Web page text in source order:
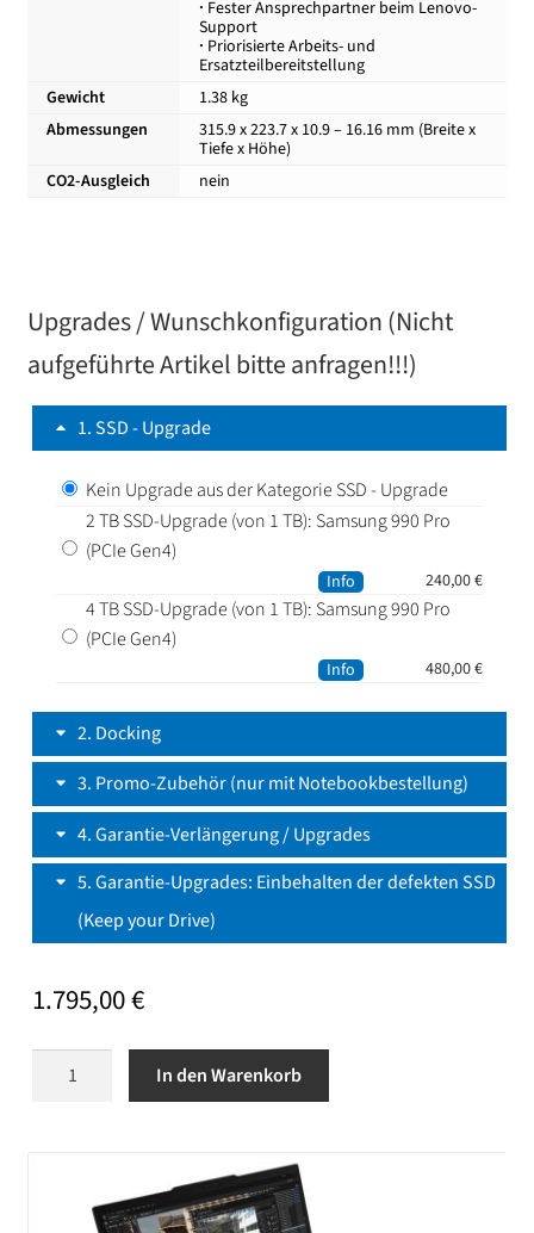
· Fester Ansprechpartner beim Lenovo-
Support
· Priorisierte Arbeits- und
Ersatzteilbereitstellung
Gewicht
1.38 kg
Abmessungen
315.9 x 223.7 x 10.9 – 16.16 mm (Breite x
Tiefe x Höhe)
CO2-Ausgleich
nein
Upgrades / Wunschkonfiguration (Nicht
aufgeführte Artikel bitte anfragen!!!)
1 SSD - Upgrade
Kein Upgrade aus der Kategorie SSD - Upgrade
2 TB SSD-Upgrade (von 1 TB): Samsung 990 Pro
(PCIe Gen4)
240,00€
Info
4 TB SSD-Upgrade (von 1 TB): Samsung 990 Pro
(PCIe Gen4)
480,00€
Info
2 Docking
3 Promo-Zubehör (nur mit Notebookbestellung)
4 Garantie-Verlängerung / Upgrades
5 Garantie-Upgrades: Einbehalten der defekten SSD
(Keep your Drive)
1.795,00€
Lenovo
In den Warenkorb